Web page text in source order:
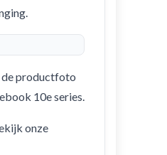
de productfoto
10e series.
onze